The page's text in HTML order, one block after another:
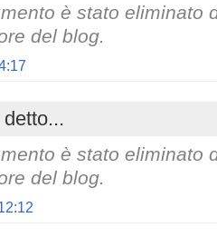
è stato eliminato
del blog.
è stato eliminato
del blog.